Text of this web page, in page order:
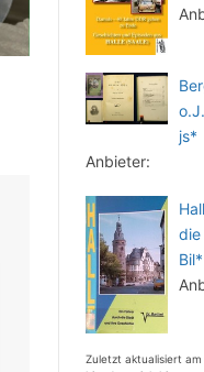
js*
Anbieter:
die
Bil*
Zuletzt aktualisiert